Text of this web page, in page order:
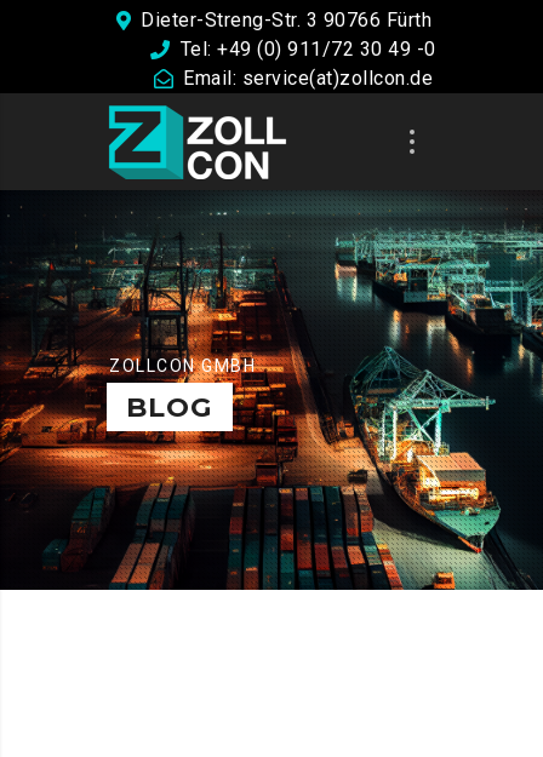
Dieter-Streng-Str. 3 90766 Fürth
Tel: +49 (0) 911/72 30 49 -0
Email: service(at)zollcon.de
ZOLLCON GMBH
BLOG